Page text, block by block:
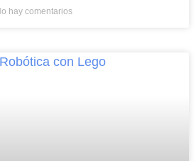
hay comentarios